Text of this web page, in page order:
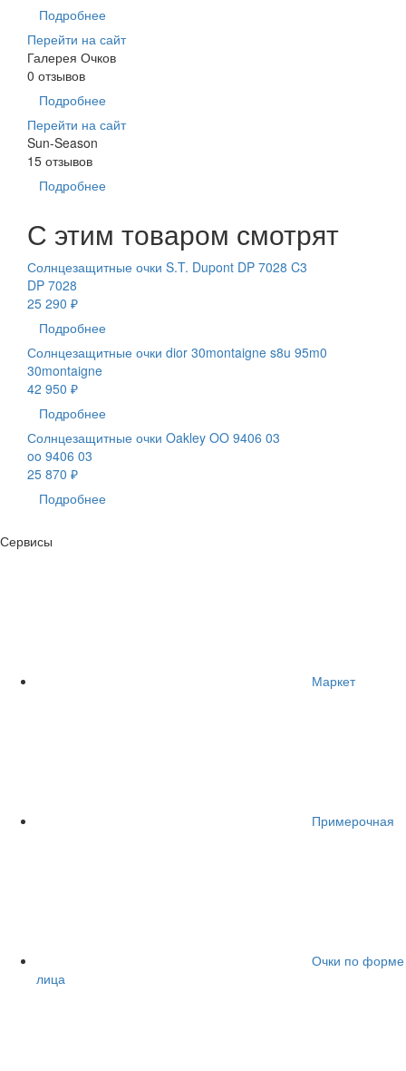
Подробнее
Перейти на сайт
Галерея Очков
0 отзывов
Подробнее
Перейти на сайт
Sun-Season
15 отзывов
Подробнее
С этим товаром смотрят
Солнцезащитные очки S.T. Dupont DP 7028 C3
DP 7028
25 290 ₽
Подробнее
Солнцезащитные очки dior 30montaigne s8u 95m0
30montaigne
42 950 ₽
Подробнее
Солнцезащитные очки Oakley OO 9406 03
oo 9406 03
25 870 ₽
Подробнее
Сервисы
Маркет
Примерочная
Очки по форме
лица